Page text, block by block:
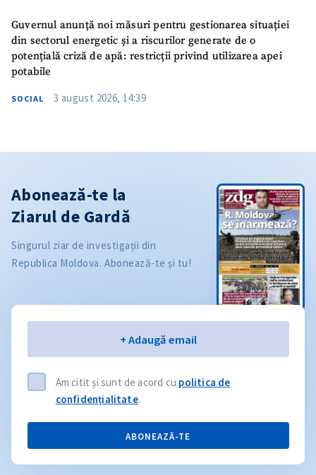
Guvernul anunță noi măsuri pentru gestionarea situației
din sectorul energetic și a riscurilor generate de o
potențială criză de apă: restricții privind utilizarea apei
potabile
SOCIAL 3 august 2026, 14:39
Abonează-te la
Ziarul de Gardă
Singurul ziar de investigații din
Republica Moldova. Abonează-te și tu!
+ Adaugă email
Am citit și sunt de acord cu politica de
confidențialitate.
ABONEAZĂ-TE